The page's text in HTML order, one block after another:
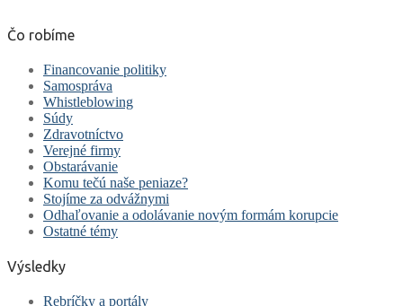
Čo robíme
Financovanie politiky
Samospráva
Whistleblowing
Súdy
Zdravotníctvo
Verejné firmy
Obstarávanie
Komu tečú naše peniaze?
Stojíme za odvážnymi
Odhaľovanie a odolávanie novým formám korupcie
Ostatné témy
Výsledky
Rebríčky a portály